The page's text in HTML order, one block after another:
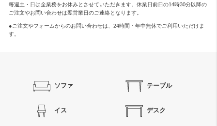
毎週土・日は全業務をお休みとさせていただきます。休業日前日の14時30分以降の
ご注文やお問い合わせは翌営業日のご連絡となります。
●ご注文やフォームからのお問い合わせは、 24時間・年中無休でご利用いただけま
す。
ソファ テーブル
イス デスク